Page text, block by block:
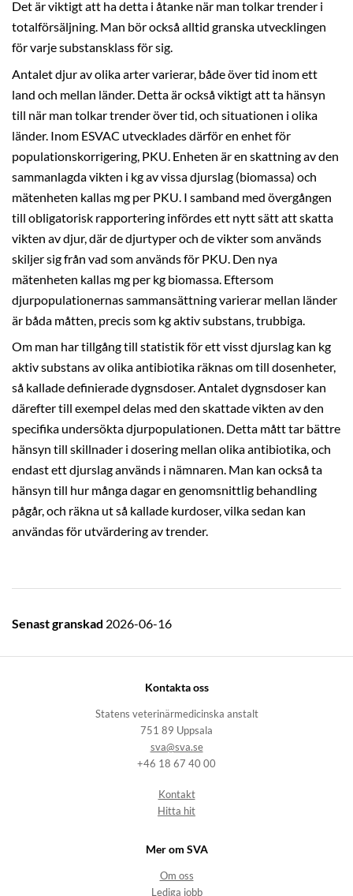
Det är viktigt att ha detta i åtanke när man tolkar trender i
totalförsäljning. Man bör också alltid granska utvecklingen
för varje substansklass för sig.
Antalet djur av olika arter varierar, både över tid inom ett
land och mellan länder. Detta är också viktigt att ta hänsyn
till när man tolkar trender över tid, och situationen i olika
länder. Inom ESVAC utvecklades därför en enhet för
populationskorrigering, PKU. Enheten är en skattning av den
sammanlagda vikten i kg av vissa djurslag (biomassa) och
mätenheten kallas mg per PKU. I samband med övergången
till obligatorisk rapportering infördes ett nytt sätt att skatta
vikten av djur, där de djurtyper och de vikter som används
skiljer sig från vad som används för PKU. Den nya
mätenheten kallas mg per kg biomassa. Eftersom
djurpopulationernas sammansättning varierar mellan länder
är båda måtten, precis som kg aktiv substans, trubbiga.
Om man har tillgång till statistik för ett visst djurslag kan kg
aktiv substans av olika antibiotika räknas om till dosenheter,
så kallade definierade dygnsdoser. Antalet dygnsdoser kan
därefter till exempel delas med den skattade vikten av den
specifika undersökta djurpopulationen. Detta mått tar bättre
hänsyn till skillnader i dosering mellan olika antibiotika, och
endast ett djurslag används i nämnaren. Man kan också ta
hänsyn till hur många dagar en genomsnittlig behandling
pågår, och räkna ut så kallade kurdoser, vilka sedan kan
användas för utvärdering av trender.
Senast granskad 2026-06-16
Kontakta oss
Statens veterinärmedicinska anstalt
751 89 Uppsala
sva@sva.se
+46 18 67 40 00
Kontakt
Hitta hit
Mer om SVA
Om oss
Lediga jobb